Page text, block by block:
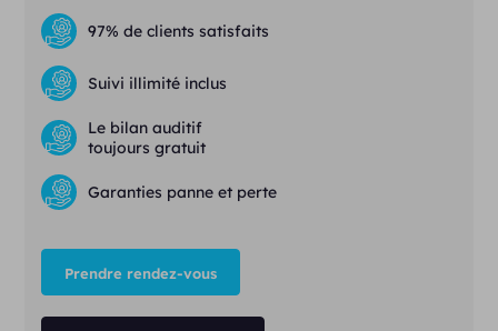
97% de clients satisfaits
Suivi illimité inclus
Le bilan auditif
toujours gratuit
Garanties panne et perte
Prendre rendez-vous